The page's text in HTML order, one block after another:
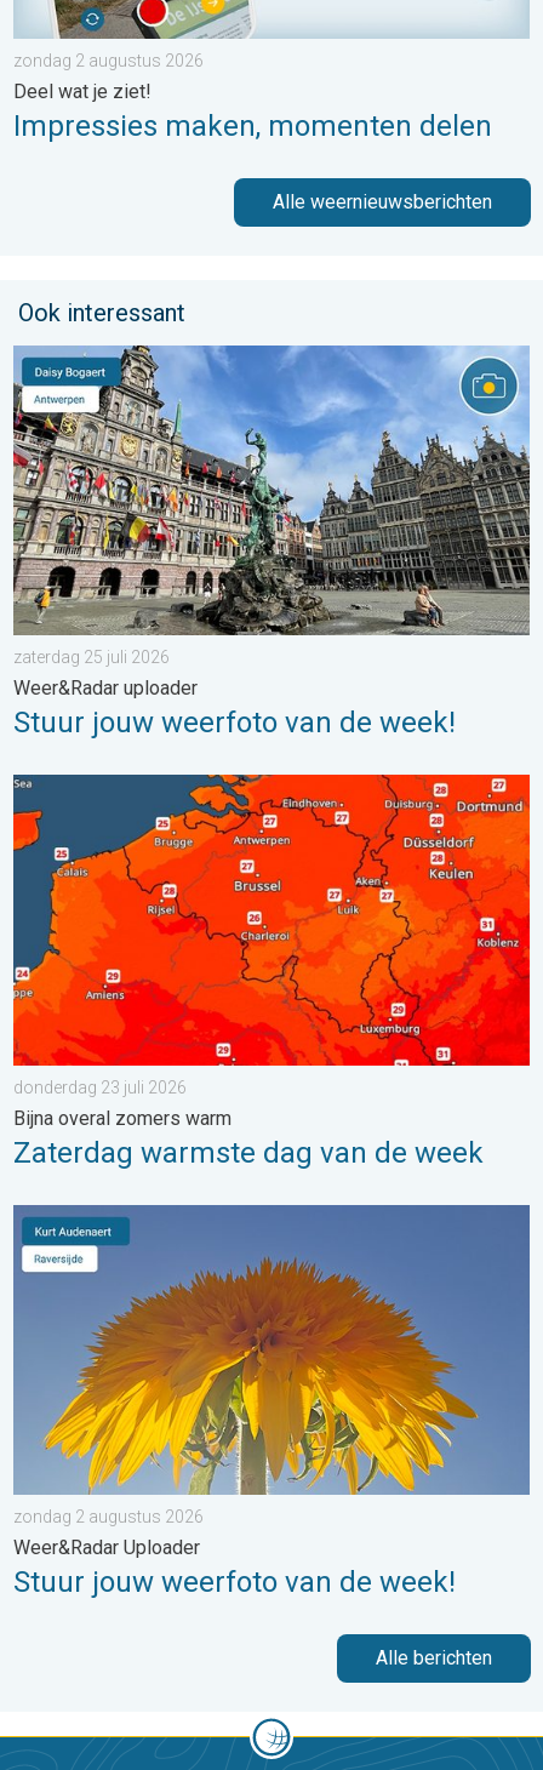
zondag 2 augustus 2026
Deel wat je ziet!
Impressies maken, momenten delen
Alle weernieuwsberichten
Ook interessant
Stuur jouw weerfoto van de week!. Weer&Radar uploader. . .
zaterdag 25 juli 2026
Weer&Radar uploader
Stuur jouw weerfoto van de week!
Zaterdag warmste dag van de week. Bijna overal zomers
donderdag 23 juli 2026
Bijna overal zomers warm
Zaterdag warmste dag van de week
Stuur jouw weerfoto van de week!. Weer&Radar Uploader. . .
zondag 2 augustus 2026
Weer&Radar Uploader
Stuur jouw weerfoto van de week!
Alle berichten